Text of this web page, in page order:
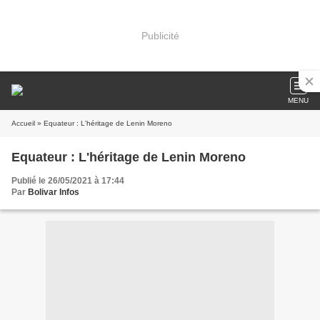
Publicité
MENU
Accueil » Equateur : L'héritage de Lenin Moreno
Equateur : L'héritage de Lenin Moreno
Publié le 26/05/2021 à 17:44
Par Bolivar Infos